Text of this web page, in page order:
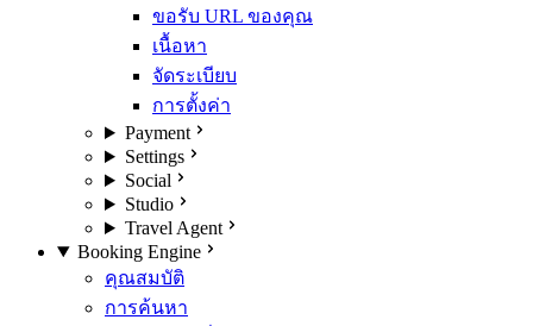
ขอรับ URL ของคุณ
เนื้อหา
จัดระเบียบ
การตั้งค่า
Payment
Settings
Social
Studio
Travel Agent
Booking Engine
คุณสมบัติ
การค้นหา